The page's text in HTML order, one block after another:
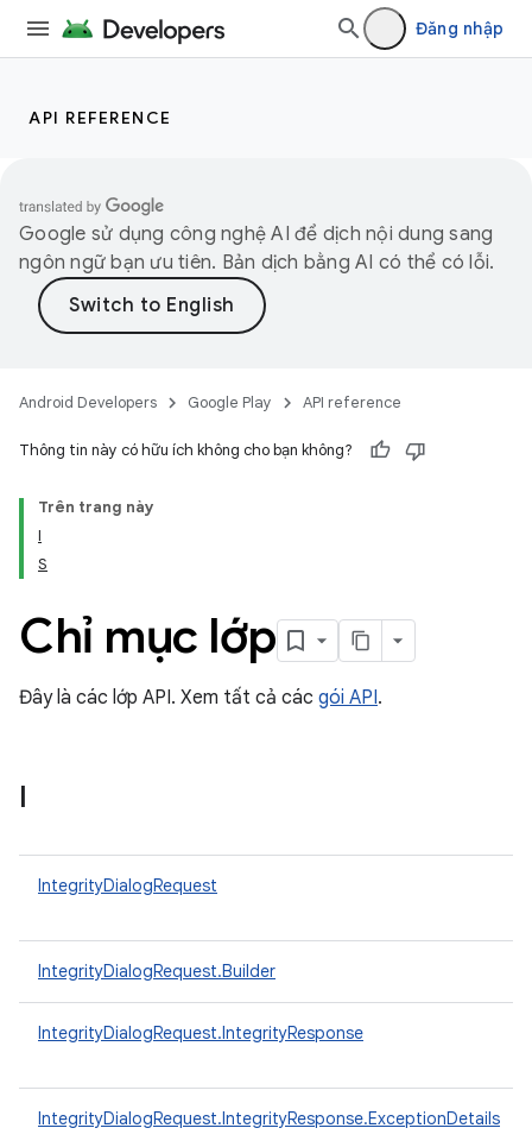
Đăng nhập
API REFERENCE
Google sử dụng công nghệ AI để dịch nội dung sang
ngôn ngữ bạn ưu tiên. Bản dịch bằng AI có thể có lỗi.
Android Developers Google Play API reference
Thông tin này có hữu ích không cho bạn không?
Trên trang này
I
S
Chỉ mục lớp
Đây là các lớp API. Xem tất cả các gói API.
I
IntegrityDialogRequest
IntegrityDialogRequest.Builder
IntegrityDialogRequest.IntegrityResponse
IntegrityDialogRequest.IntegrityResponse.ExceptionDetails